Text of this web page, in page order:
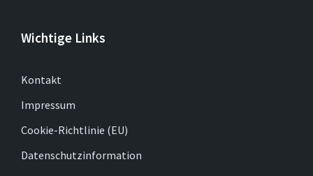
Wichtige Links
Kontakt
Impressum
Cookie-Richtlinie (EU)
Datenschutzinformation